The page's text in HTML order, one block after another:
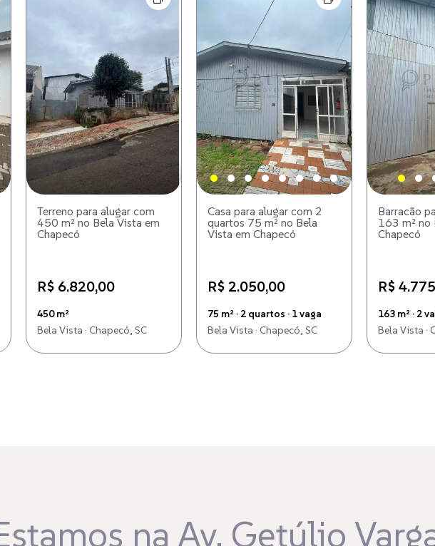
Terreno para alugar com
450 m² no Bela Vista em
Chapecó
R$ 6.820,00
450 m²
Bela Vista · Chapecó, SC
Casa para alugar com 2
quartos 75 m² no Bela
Vista em Chapecó
R$ 2.050,00
75 m² · 2 quartos · 1 vaga
Bela Vista · Chapecó, SC
Barracão
163 m² no
Chapecó
R$
163 m² · 2
Bela Vista ·
na Av. Getúlio